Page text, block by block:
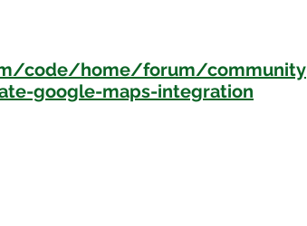
code/home/forum/community
google-maps-integration